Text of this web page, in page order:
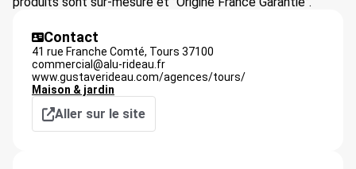
Contact
41 rue Franche Comté, Tours 37100
commercial@alu-rideau.fr
www.gustaverideau.com/agences/tours/
Maison & jardin
Aller sur le site